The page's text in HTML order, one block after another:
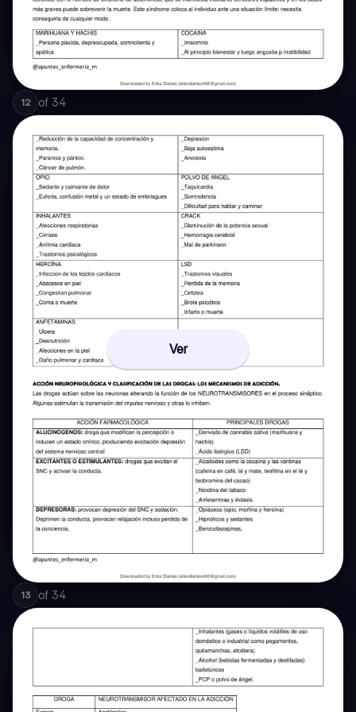
12 of 34
Ver
13 of 34